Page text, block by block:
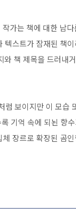
가는 책에 대한 남다
텍스트가 잠재된 책이
와 책 제목을 드러내
럼 보이지만 이 모습
기억 속에 되뇐 향
장르로 확장된 곰인